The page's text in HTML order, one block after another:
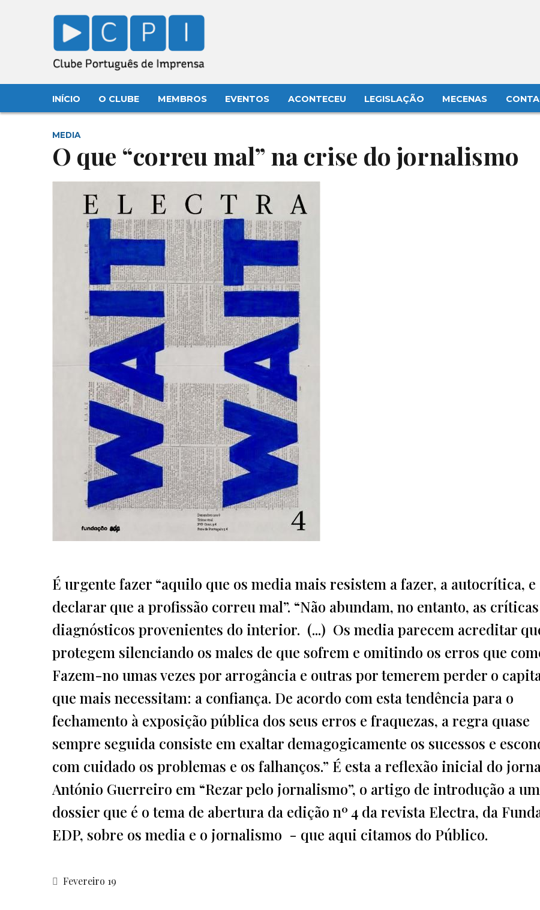
INÍCIO O CLUBE MEMBROS EVENTOS ACONTECEU LEGISLAÇÃO MECENAS
MEDIA
O que “correu mal” na crise do jornalismo
É urgente fazer “aquilo que os media mais resistem a fazer, a autocrítica, e
declarar que a profissão correu mal”. “Não abundam, no entanto, as
diagnósticos provenientes do interior. (...) Os media parecem acreditar
protegem silenciando os males de que sofrem e omitindo os erros que
Fazem-no umas vezes por arrogância e outras por temerem perder o
que mais necessitam: a confiança. De acordo com esta tendência para o
fechamento à exposição pública dos seus erros e fraquezas, a regra quase
sempre seguida consiste em exaltar demagogicamente os sucessos e
com cuidado os problemas e os falhanços.” É esta a reflexão inicial do
António Guerreiro em “Rezar pelo jornalismo”, o artigo de introdução a um
dossier que é o tema de abertura da edição nº 4 da revista Electra, da
EDP, sobre os media e o jornalismo - que aqui citamos do Público.
Fevereiro 19